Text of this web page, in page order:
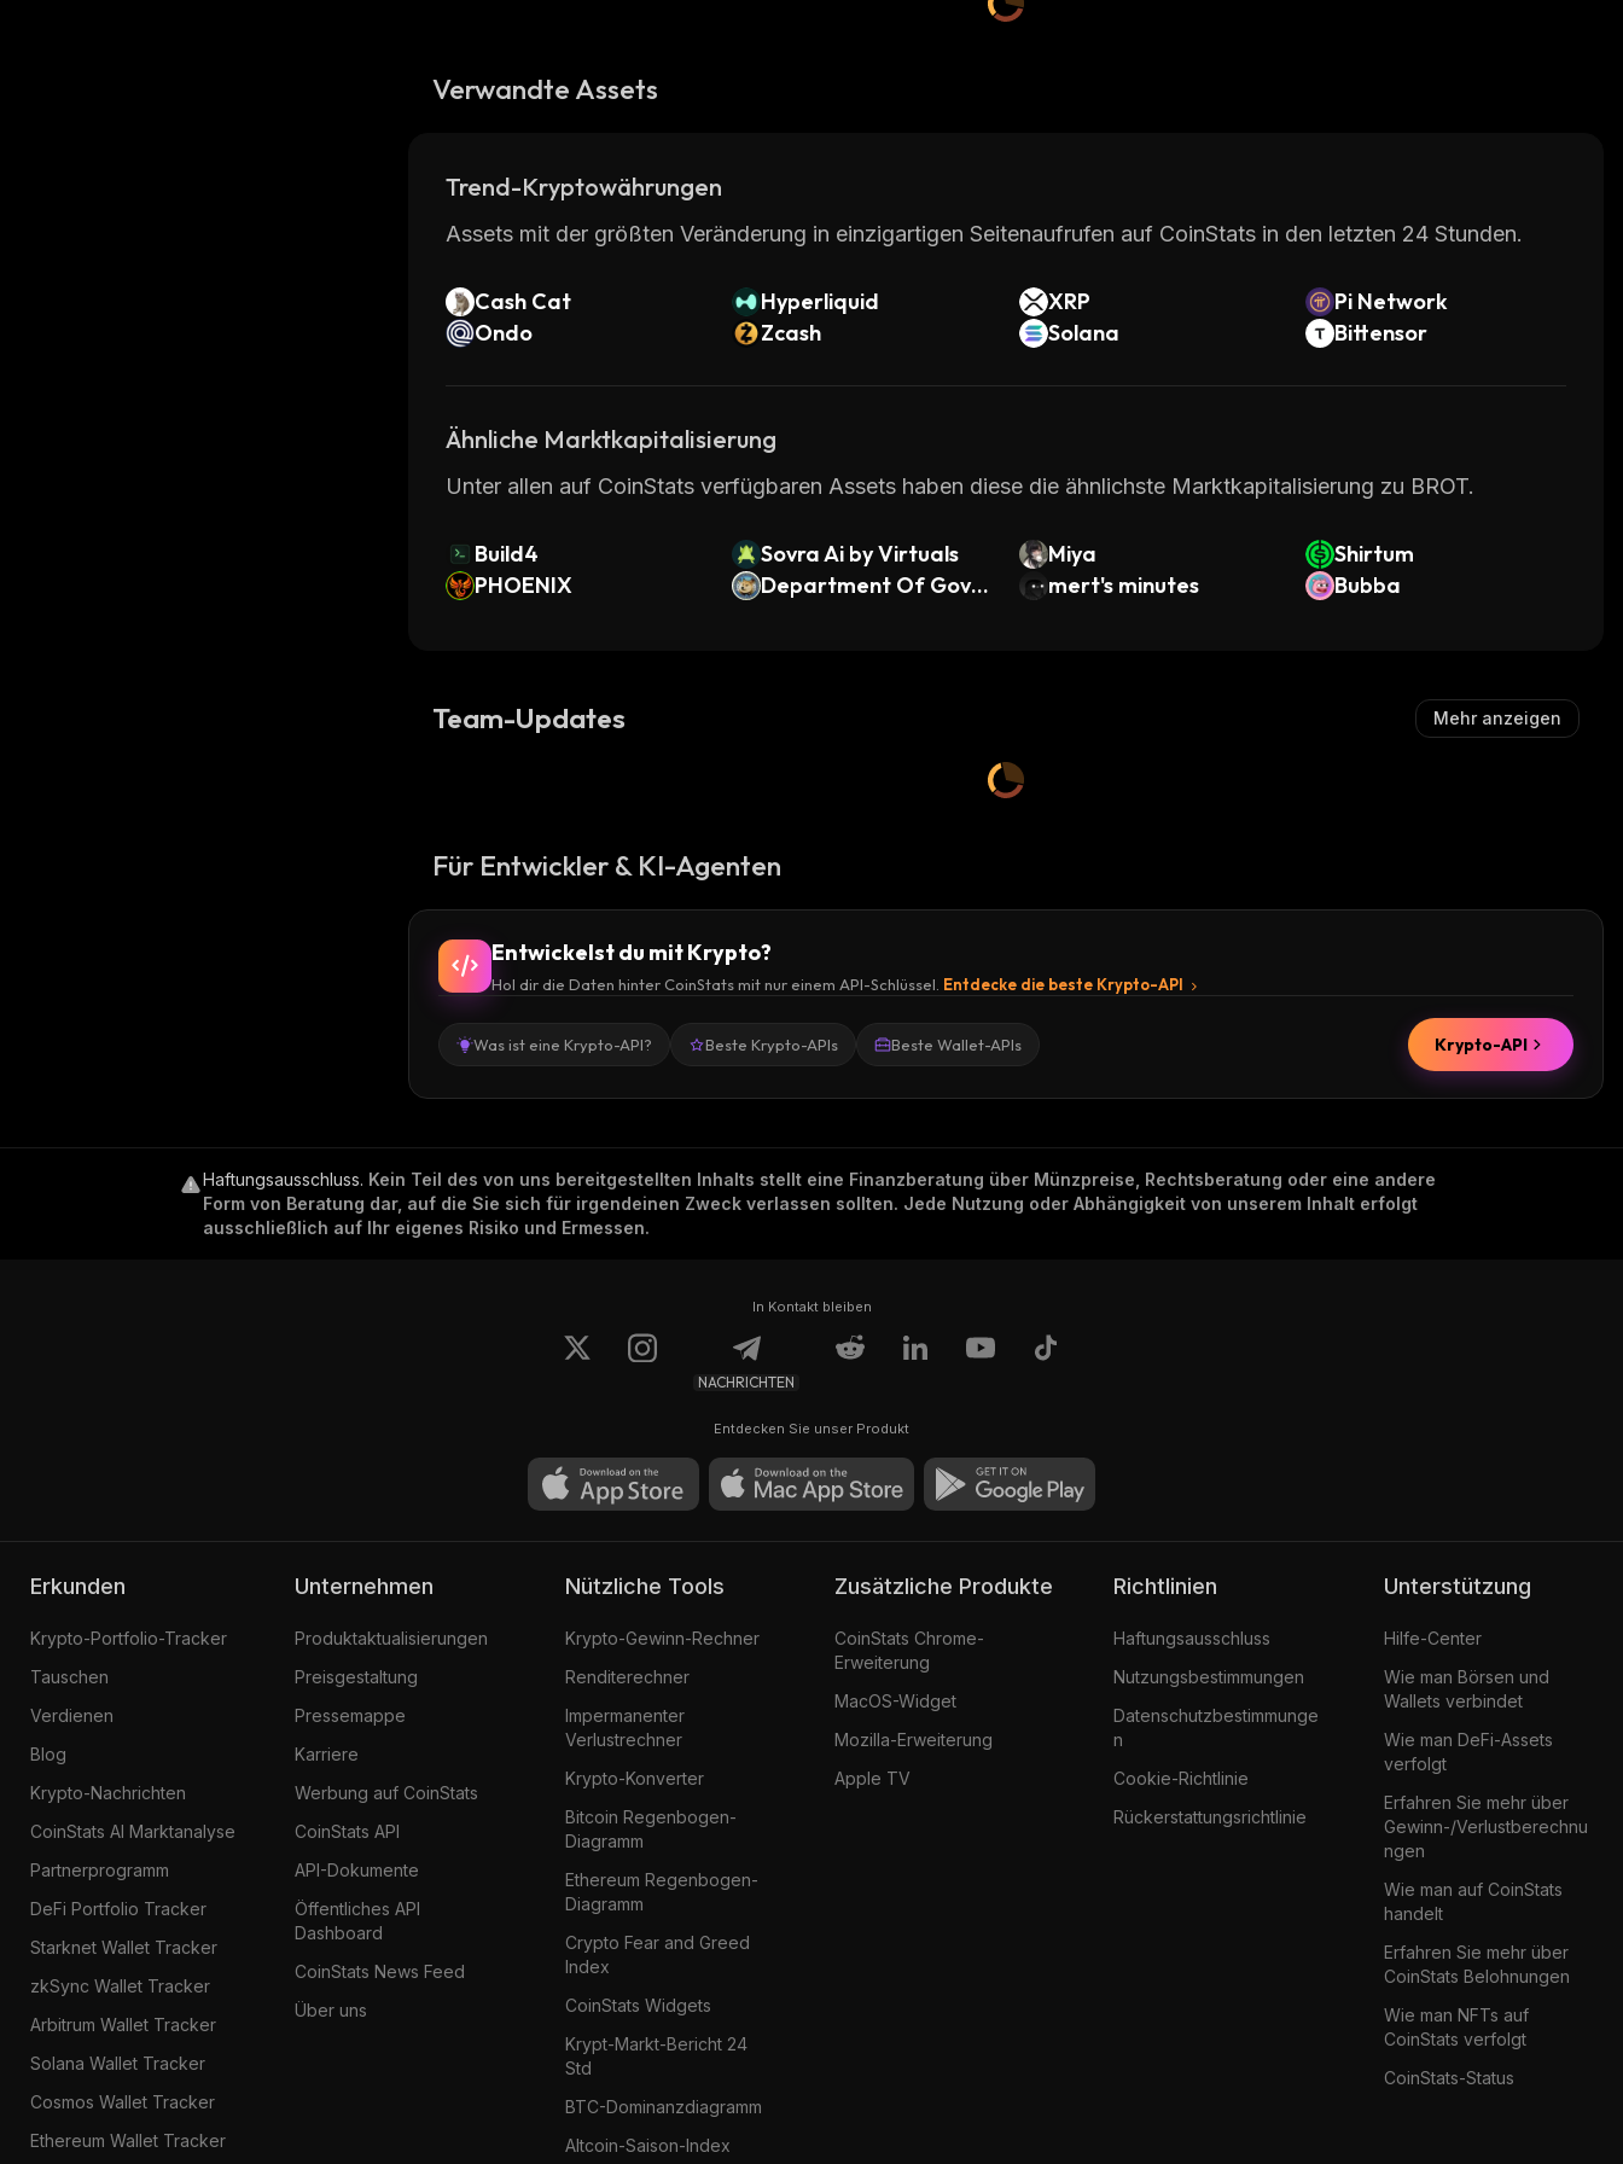
Verwandte Assets
Trend-Kryptowährungen
Assets mit der größten Veränderung in einzigartigen Seitenaufrufen auf CoinStats in den letzten 24 Stunden.
Cash Cat Hyperliquid XRP
Pi Network
Ondo
Zcash Solana Bittensor
Ähnliche Marktkapitalisierung
Unter allen auf CoinStats verfügbaren Assets haben diese die ähnlichste Marktkapitalisierung zu BROT.
Build4 Sovra Ai by Virtuals Miya
Shirtum
PHOENIX
Department Of Gove
mert's minutes Bubba
Team-Updates Mehr anzeigen
Für Entwickler & KI-Agenten
Entwickelst du mit Krypto?
Hol dir die Daten hinter CoinStats mit nur einem API-Schlüssel. Entdecke die beste Krypto-API
Was ist eine Krypto-API? Beste Krypto-APIs Beste Wallet-APIs Krypto-API
Haftungsausschluss. Kein Teil des von uns bereitgestellten Inhalts stellt eine Finanzberatung über Münzpreise, Rechtsberatung oder eine andere
Form von Beratung dar, auf die Sie sich für irgendeinen Zweck verlassen sollten. Jede Nutzung oder Abhängigkeit von unserem Inhalt erfolgt
ausschließlich auf Ihr eigenes Risiko und Ermessen.
In Kontakt bleiben
NACHRICHTEN
Entdecken Sie unser Produkt
Erkunden
Krypto-Portfolio-Tracker
Tauschen
Verdienen
Blog
Krypto-Nachrichten
CoinStats AI Marktanalyse
Partnerprogramm
DeFi Portfolio Tracker
Starknet Wallet Tracker
zkSync Wallet Tracker
Arbitrum Wallet Tracker
Solana Wallet Tracker
Cosmos Wallet Tracker
Ethereum Wallet Tracker
Unternehmen
Produktaktualisierungen
Preisgestaltung
Pressemappe
Karriere
Werbung auf CoinStats
CoinStats API
API-Dokumente
Öffentliches API
Dashboard
CoinStats News Feed
Über uns
Nützliche Tools
Krypto-Gewinn-Rechner
Renditerechner
Impermanenter
Verlustrechner
Krypto-Konverter
Bitcoin Regenbogen-
Diagramm
Ethereum Regenbogen-
Diagramm
Crypto Fear and Greed
Index
CoinStats Widgets
Krypt-Markt-Bericht 24
Std
BTC-Dominanzdiagramm
Altcoin-Saison-Index
Zusätzliche Produkte
CoinStats Chrome-
Erweiterung
MacOS-Widget
Mozilla-Erweiterung
Apple TV
Richtlinien
Haftungsausschluss
Nutzungsbestimmungen
Datenschutzbestimmunge
n
Cookie-Richtlinie
Rückerstattungsrichtlinie
Unterstützung
Hilfe-Center
Wie man Börsen und
Wallets verbindet
Wie man DeFi-Assets
verfolgt
Erfahren Sie mehr über
Gewinn-/Verlustberechnu
ngen
Wie man auf CoinStats
handelt
Erfahren Sie mehr über
CoinStats Belohnungen
Wie man NFTs auf
CoinStats verfolgt
CoinStats-Status